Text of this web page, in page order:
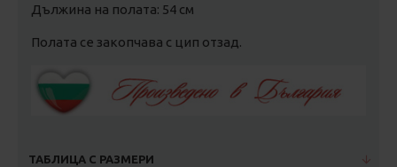
Дължина на полата: 54 см
Полата се закопчава с цип отзад.
ТАБЛИЦА С РАЗМЕРИ